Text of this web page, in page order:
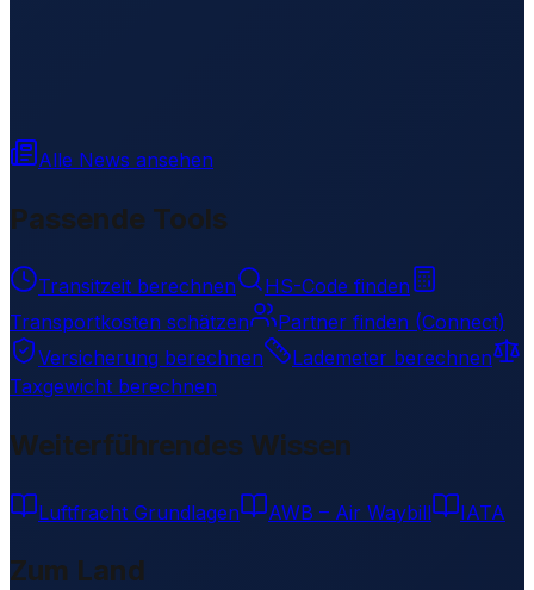
Alle News ansehen
Passende Tools
Transitzeit berechnen
HS-Code finden
Transportkosten schätzen
Partner finden (Connect)
Versicherung berechnen
Lademeter berechnen
Taxgewicht berechnen
Weiterführendes Wissen
Luftfracht Grundlagen AWB – Air Waybill IATA
Zum Land